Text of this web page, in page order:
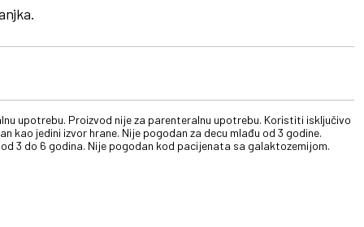
upotrebu. Proizvod nije za parenteralnu upotrebu. Koristiti isključivo
kao jedini izvor hrane. Nije pogodan za decu mlađu od 3 godine.
3 do 6 godina. Nije pogodan kod pacijenata sa galaktozemijom.